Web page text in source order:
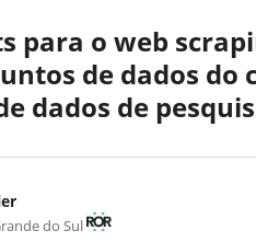
para o web
de dados
dados de
do Sul